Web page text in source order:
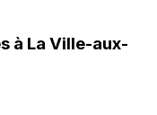
à La Ville-aux-